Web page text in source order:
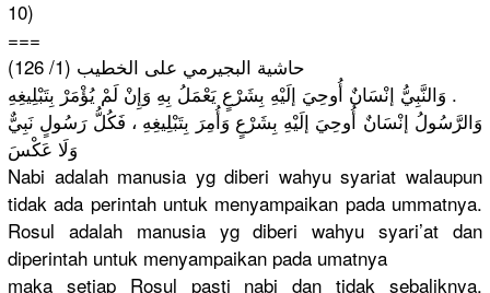
10)
===
حاشية البجيرمي على الخطيب (1/ 126)
وَالنَّبِي ُّ إنْسَانٌ أُوحِيَ إلَيْهِ بِشَرْعٍ يَعْمَلُ بِهِ وَإِنْ لَمْ يُؤْمَرْ بِتَبْلِيغ
ِهِ .
وَالرَّسُولُ إنْسَانٌ أُوحِيَ إلَيْهِ بِشَرْعٍ وَأُمِرَ بِتَبْلِيغِهِ ، فَكُلُّ رَسُولٍ نَبِيٌّ
وَلَا عَكْسَ
Nabi adalah manusia yg diberi wahyu syariat walaupun
tidak ada perintah untuk menyampaikan pada ummatnya.
Rosul adalah manusia yg diberi wahyu syari’at dan
diperintah untuk menyampaikan pada umatnya
maka setiap Rosul pasti nabi dan tidak sebaliknya.